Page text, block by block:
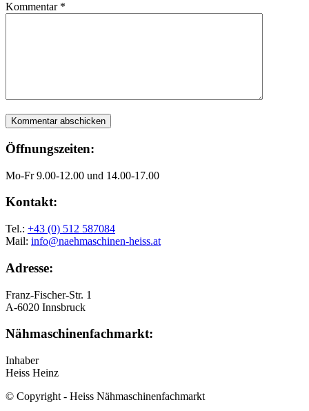
Kommentar *
Öffnungszeiten:
Mo-Fr 9.00-12.00 und 14.00-17.00
Kontakt:
Tel.: +43 (0) 512 587084
Mail: info@naehmaschinen-heiss.at
Adresse:
Franz-Fischer-Str. 1
A-6020 Innsbruck
Nähmaschinenfachmarkt:
Inhaber
Heiss Heinz
© Copyright - Heiss Nähmaschinenfachmarkt